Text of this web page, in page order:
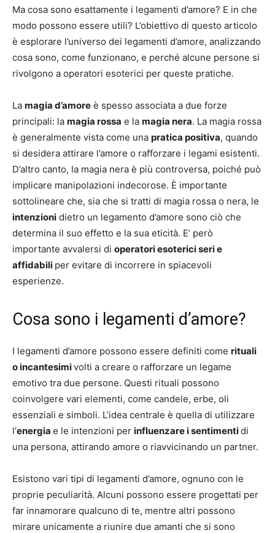
Ma cosa sono esattamente i legamenti d’amore? E in che
modo possono essere utili? L’obiettivo di questo articolo
è esplorare l’universo dei legamenti d’amore, analizzando
cosa sono, come funzionano, e perché alcune persone si
rivolgono a operatori esoterici per queste pratiche.
La magia d’amore è spesso associata a due forze
principali: la magia rossa e la magia nera. La magia rossa
è generalmente vista come una pratica positiva, quando
si desidera attirare l’amore o rafforzare i legami esistenti.
D’altro canto, la magia nera è più controversa, poiché può
implicare manipolazioni indecorose. È importante
sottolineare che, sia che si tratti di magia rossa o nera, le
intenzioni dietro un legamento d’amore sono ciò che
determina il suo effetto e la sua eticità. E’ però
importante avvalersi di operatori esoterici seri e
affidabili per evitare di incorrere in spiacevoli
esperienze.
Cosa sono i legamenti d’amore?
I legamenti d’amore possono essere definiti come rituali
o incantesimivolti a creare o rafforzare un legame
emotivo tra due persone. Questi rituali possono
coinvolgere vari elementi, come candele, erbe, oli
essenziali e simboli. L’idea centrale è quella di utilizzare
l’energia e le intenzioni per influenzare i sentimentidi
una persona, attirando amore o riavvicinando un partner.
Esistono vari tipi di legamenti d’amore, ognuno con le
proprie peculiarità. Alcuni possono essere progettati per
far innamorare qualcuno di te, mentre altri possono
mirare unicamente a riunire due amanti che si sono